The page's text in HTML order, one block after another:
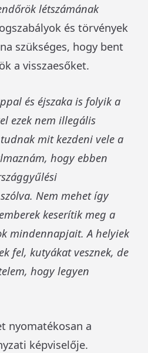
létszámának
és törvények
szükséges, hogy bent
a visszaesőket.
és éjszaka is folyik a
ezek nem illegális
mit kezdeni vele a
hogy ebben
Nem mehet így
keserítik meg a
mindennapjait. A helyiek
fel, kutyákat vesznek, de
hogy legyen
nyomatékosan a
képviselője.